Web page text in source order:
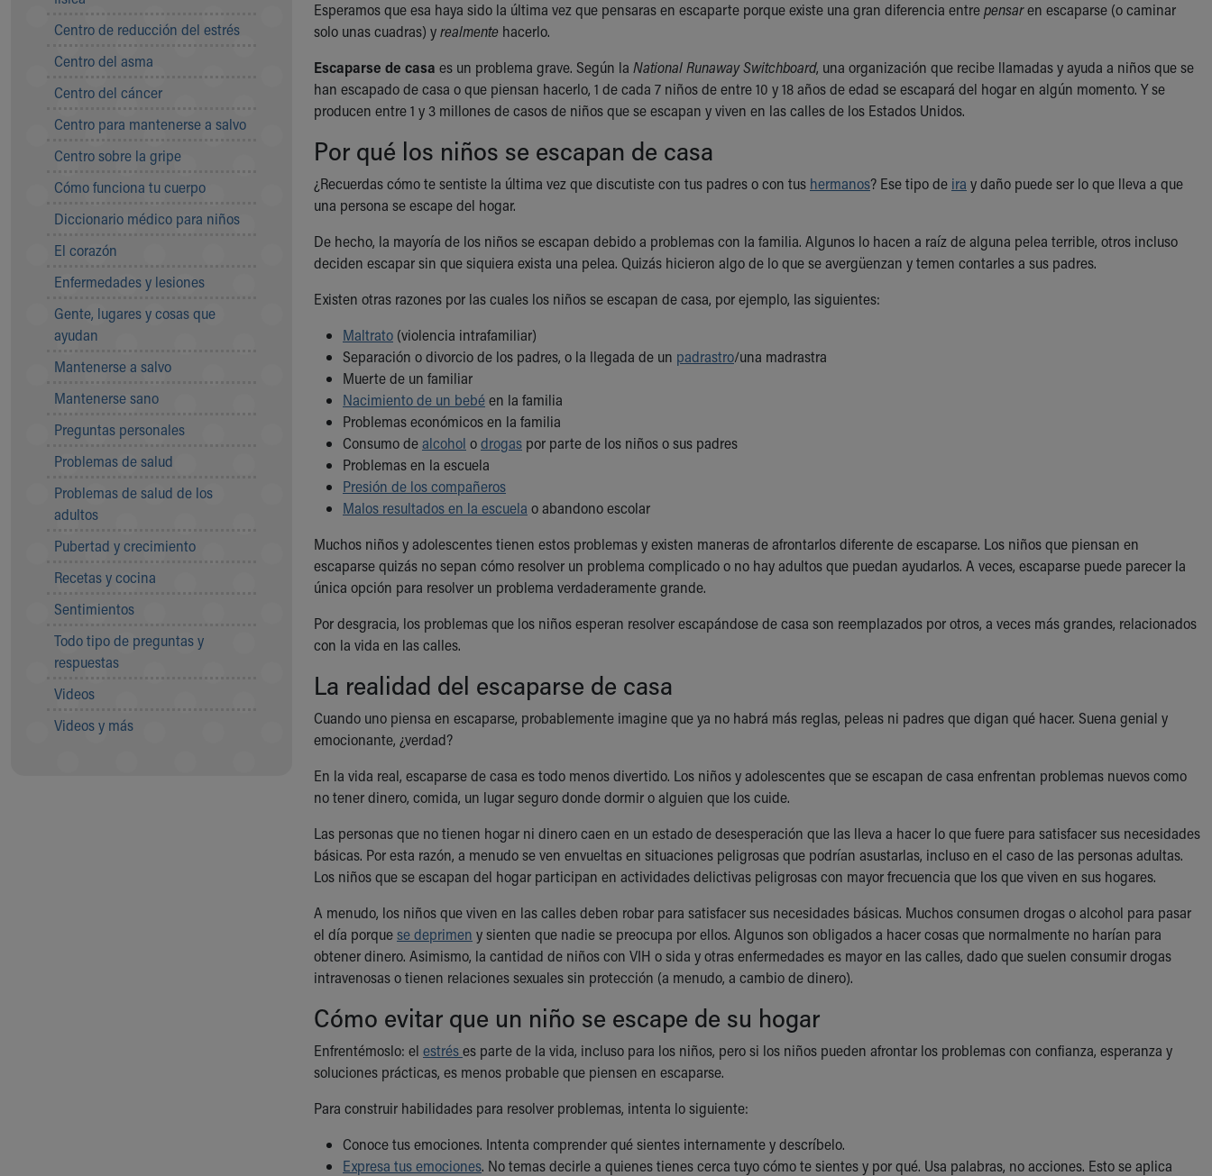
Symptom Checker
Financial Services
Price Estimates
Sports Health Services Provider for Akron Zips
New Parents
Find a Pediatrics Location
Find a Pediatrician
MyChart
Breastfeeding Medicine
Child Passenger Safety
Safe Sleep
About Akron Children's Pediatrics
Who We Are
Our Mission, Vision, Promise
Calendar of Events
Community Mission
Connect With Us
Our Culture of Caring
Newsroom
Our Leadership
Unity and Engagement
Women's Board
More childhood, please.™
Cincinnati Children's
Your Visit
Directions
Doggie Brigade
Centro de reducción del estrés
Centro del asma
Centro del cáncer
Centro para mantenerse a salvo
Centro sobre la gripe
Cómo funciona tu cuerpo
Diccionario médico para niños
El corazón
Enfermedades y lesiones
Gente, lugares y cosas que
ayudan
Mantenerse a salvo
Mantenerse sano
Preguntas personales
Problemas de salud
Problemas de salud de los
adultos
Pubertad y crecimiento
Recetas y cocina
Sentimientos
Todo tipo de preguntas y
respuestas
Videos
Videos y más
Esperamos que esa haya sido la última vez que pensaras en escaparte porque existe una gran diferencia entrepensaren escaparse (o caminar
solo unas cuadras) yrealmente hacerlo.
Escaparse de casa es un problema grave. Según la National Runaway Switchboard, una organización que recibe llamadas y ayuda a niños que se
han escapado de casa o que piensan hacerlo, 1 de cada 7 niños de entre 10 y 18 años de edad se escapará del hogar en algún momento. Y se
producen entre 1 y 3 millones de casos de niños que se escapan y viven en las calles de los Estados Unidos.
Por qué los niños se escapan de casa
¿Recuerdas cómo te sentiste la última vez que discutiste con tus padres o con tus hermanos? Ese tipo de ira y daño puede ser lo que lleva a que
una persona se escape del hogar.
De hecho, la mayoría de los niños se escapan debido a problemas con la familia. Algunos lo hacen a raíz de alguna pelea terrible, otros incluso
deciden escapar sin que siquiera exista una pelea. Quizás hicieron algo de lo que se avergüenzan y temen contarles a sus padres.
Existen otras razones por las cuales los niños se escapan de casa, por ejemplo, las siguientes:
Maltrato (violencia intrafamiliar)
Separación o divorcio de los padres, o la llegada de un padrastro/una madrastra
Muerte de un familiar
Nacimiento de un bebéen la familia
Problemas económicos en la familia
Consumo dealcohol odrogas por parte de los niños o sus padres
Problemas en la escuela
Presión de los compañeros
Malos resultados en la escuela o abandono escolar
Muchos niños y adolescentes tienen estos problemas y existen maneras de afrontarlos diferente de escaparse. Los niños que piensan en
escaparse quizás no sepan cómo resolver un problema complicado o no hay adultos que puedan ayudarlos. A veces, escaparse puede parecer la
única opción para resolver un problema verdaderamente grande.
Por desgracia, los problemas que los niños esperan resolver escapándose de casa son reemplazados por otros, a veces más grandes, relacionados
con la vida en las calles.
La realidad del escaparse de casa
Cuando uno piensa en escaparse, probablemente imagine que ya no habrá más reglas, peleas ni padres que digan qué hacer. Suena genial y
emocionante, ¿verdad?
En la vida real, escaparse de casa es todo menos divertido. Los niños y adolescentes que se escapan de casa enfrentan problemas nuevos como
no tener dinero, comida, un lugar seguro donde dormir o alguien que los cuide.
Las personas que no tienen hogar ni dinero caen en un estado de desesperación que las lleva a hacer lo que fuere para satisfacer sus necesidades
básicas. Por esta razón, a menudo se ven envueltas en situaciones peligrosas que podrían asustarlas, incluso en el caso de las personas adultas.
Los niños que se escapan del hogar participan en actividades delictivas peligrosas con mayor frecuencia que los que viven en sus hogares.
A menudo, los niños que viven en las calles deben robar para satisfacer sus necesidades básicas. Muchos consumen drogas o alcohol para pasar
el día porquese deprimen y sienten que nadie se preocupa por ellos. Algunos son obligados a hacer cosas que normalmente no harían para
obtener dinero. Asimismo, la cantidad de niños con VIH o sida y otras enfermedades es mayor en las calles, dado que suelen consumir drogas
intravenosas o tienen relaciones sexuales sin protección (a menudo, a cambio de dinero).
Cómo evitar que un niño se escape de su hogar
Enfrentémoslo: el estréses parte de la vida, incluso para los niños, pero si los niños pueden afrontar los problemas con confianza, esperanza y
soluciones prácticas, es menos probable que piensen en escaparse.
Para construir habilidades para resolver problemas, intenta lo siguiente:
Conoce tus emociones. Intenta comprender qué sientes internamente y descríbelo.
Expresa tus emociones. No temas decirle a quienes tienes cerca tuyo cómo te sientes y por qué. Usa palabras, no acciones. Esto se aplica